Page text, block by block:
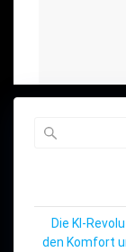
Die KI-
den Komfort